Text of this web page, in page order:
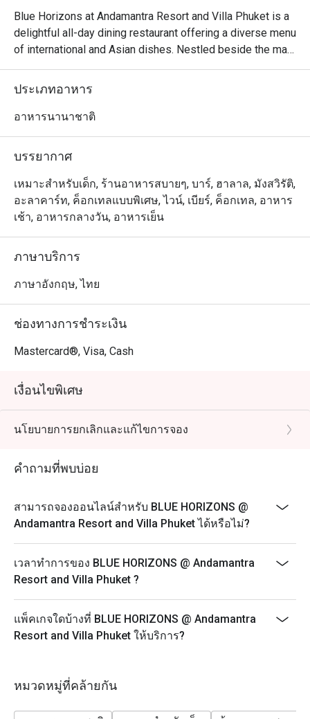
Blue Horizons at Andamantra Resort and Villa Phuket is a
delightful all-day dining restaurant offering a diverse menu
of international and Asian dishes. Nestled beside the main
swimming pool, it provides a relaxed yet elegant setting
with breathtaking ocean views. Guests can enjoy a buffet
cuisines throughout the day. The poolside ambiance adds
ประเภทอาหาร
อาหารนานาชาติ
บรรยากาศ
เหมาะสำหรับเด็ก, ร้านอาหารสบายๆ, บาร์, ฮาลาล, มังสวิรัติ,
อะลาคาร์ท, ค็อกเทลแบบพิเศษ, ไวน์, เบียร์, ค็อกเทล, อาหาร
เช้า, อาหารกลางวัน, อาหารเย็น
ภาษาบริการ
ภาษาอังกฤษ, ไทย
ช่องทางการชำระเงิน
Mastercard®, Visa, Cash
เงื่อนไขพิเศษ
นโยบายการยกเลิกและแก้ไขการจอง
คำถามที่พบบ่อย
สามารถจองออนไลน์สำหรับ BLUE HORIZONS @
Andamantra Resort and Villa Phuket ได้หรือไม่?
เวลาทำการของ BLUE HORIZONS @ Andamantra
Resort and Villa Phuket ?
แพ็คเกจใดบ้างที่ BLUE HORIZONS @ Andamantra
Resort and Villa Phuket ให้บริการ?
หมวดหมู่ที่คล้ายกัน